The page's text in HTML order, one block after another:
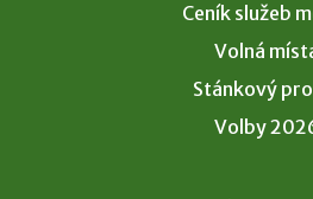
Ceník služeb
Volná
Stánkový
Volby